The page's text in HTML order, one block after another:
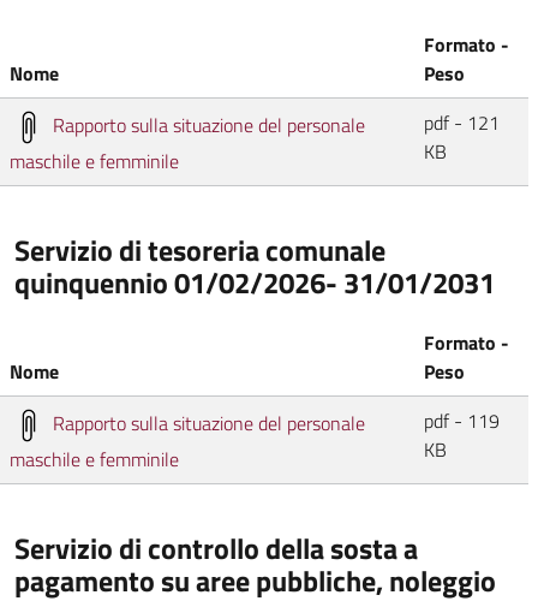
Nome
Formato -
Peso
Rapporto sulla situazione del personale
maschile e femminile
pdf - 121
KB
Servizio di tesoreria comunale
quinquennio 01/02/2026- 31/01/2031
Nome
Formato -
Peso
Rapporto sulla situazione del personale
maschile e femminile
pdf - 119
KB
Servizio di controllo della sosta a
pagamento su aree pubbliche, noleggio